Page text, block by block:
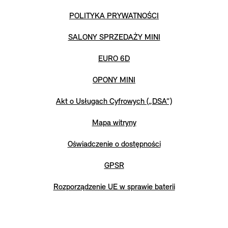
POLITYKA PRYWATNOŚCI
SALONY SPRZEDAŻY MINI
EURO 6D
OPONY MINI
Akt o Usługach Cyfrowych („DSA”)
Mapa witryny
Oświadczenie o dostępności
GPSR
Rozporządzenie UE w sprawie baterii